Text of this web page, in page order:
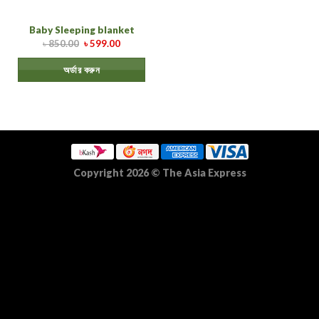
Baby Sleeping blanket
৳850.00 ৳599.00
অর্ডার করুন
Copyright 2026© The Asia Express